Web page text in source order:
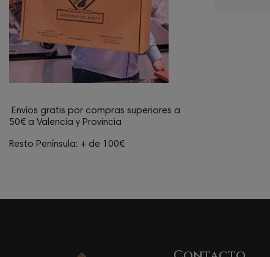
Envíos gratis por compras superiores a
50€ a Valencia y Provincia
Resto Península: + de 100€